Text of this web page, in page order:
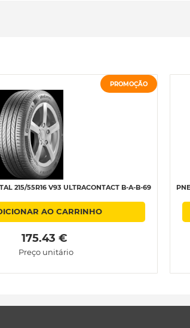
PROMOÇÃO
215/55R16 V93 ULTRACONTACT B-A-B-69
AO CARRINHO
175.43 €
Preço unitário